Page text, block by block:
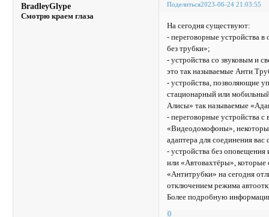
Поделиться2023-06-24 21:03:55
BradleyGlype
Смотрю краем глаза
На сегодня существуют:
- переговорные устройства
без трубки»;
- устройства со звуковым и
это так называемые Анти
- устройства, позволяющие
стационарный или
Алисы» так называемые
- переговорные устройства
«Видеодомофоны»,
адаптера для соединения
- устройства без
или «Автовахтёры», которые
«Антитрубки» на сегодня
отключением режима
Более подробную
0